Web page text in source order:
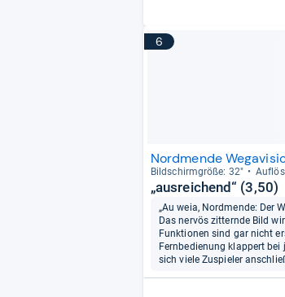
6
Nordmende
Bild­schirm­größe: 32"
„ausreichend“ (3,50)
„Au weia, Nordmende: Der
Das nervös zitternde Bild
Funktionen sind gar nicht
Fernbedienung klappert
sich viele Zuspieler